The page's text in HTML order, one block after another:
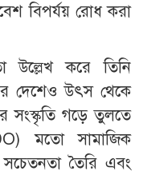
বিপর্যয় রোধ করা
উল্লেখ করে তিনি
দেশেও উৎস থেকে
সংস্কৃতি গড়ে তুলতে
মতো সামাজিক
তৈরি এবং